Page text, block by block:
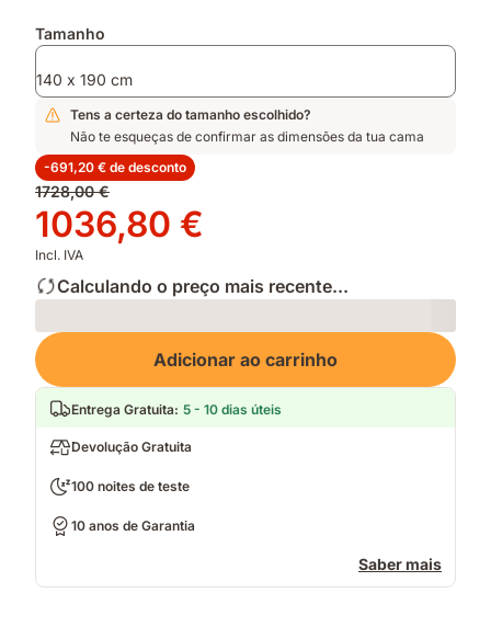
Tamanho
140 x 190 cm
Tens a certeza do tamanho escolhido?
Não te esqueças de confirmar as dimensões da tua cama
-691,20 € de desconto
Preço
original
1728,00 €
1728,00 €
Preço
1036,80 €
1036,80 €
Incl. IVA
Calculando o preço mais recente...
Loading
Adicionar ao carrinho
Entrega Gratuita: 5 - 10 dias úteis
Devolução Gratuita
100 noites de teste
10 anos de Garantia
Saber mais